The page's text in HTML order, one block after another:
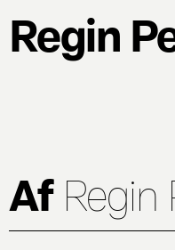
Regin
Af Regin